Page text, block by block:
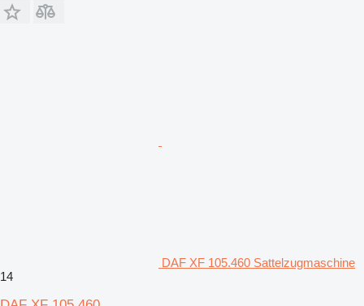
DAF XF 105.460 Sattelzugmaschine
14